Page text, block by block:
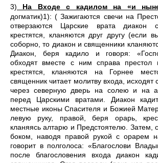
3) На Входе с кадилом на «и
догматик)1): ( Зажигаются свечи на
отверзаются Царские врата диакон
крестятся, кланяются друг другу (если
соборно, то диакон и священники
Диакон, беря кадило и говоря:
обходят вместе с ним справа престол
крестятся, кланяются на Горнее
священник читает молитву входа, исходят
через северную дверь на солею и на
перед Царскими вратами. Диакон
местные иконы Спасителя и Божией
левую руку, правой, беря орарь,
кланяясь алтарю и Предстоятелю. Затем,
боком, наводя правой рукой с орарем
говорит в полголоса: «Благослови
после благословения входа диакон